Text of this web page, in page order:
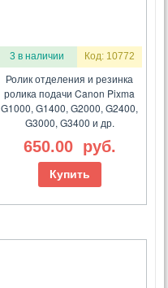
3 в наличии Код: 10772
Ролик отделения и резинка
ролика подачи Canon Pixma
G1000, G1400, G2000, G2400,
G3000, G3400 и др.
650.00 руб.
Купить